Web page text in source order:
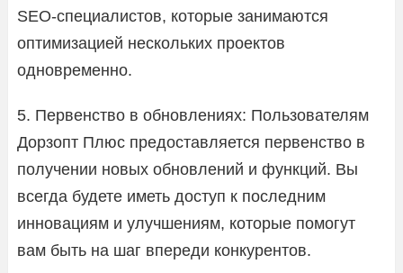
SEO-специалистов, которые занимаются
оптимизацией нескольких проектов
одновременно.
5. Первенство в обновлениях: Пользователям
Дорзопт Плюс предоставляется первенство в
получении новых обновлений и функций. Вы
всегда будете иметь доступ к последним
инновациям и улучшениям, которые помогут
вам быть на шаг впереди конкурентов.